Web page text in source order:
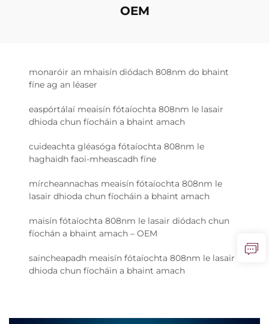
OEM
monaróir an mhaisín diódach 808nm do bhaint
fíne ag an léaser
easpórtálaí meaisín fótaíochta 808nm le lasair
dhioda chun fíocháin a bhaint amach
cuideachta gléasóga fótaíochta 808nm le
haghaidh faoi-mheascadh fíne
mírcheannachas meaisín fótaíochta 808nm le
lasair dhioda chun fíocháin a bhaint amach
maisín fótaíochta 808nm le lasair diódach chun
fíochán a bhaint amach – OEM
saincheapadh meaisín fótaíochta 808nm le lasair
dhioda chun fíocháin a bhaint amach